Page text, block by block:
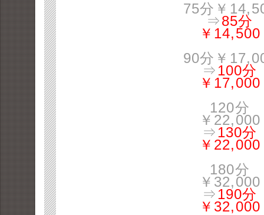
75分￥
⇒85分
￥14,500
90分￥
⇒100分
￥17,000
120分
￥22,000
⇒130分
￥22,000
180分
￥32,000
⇒190分
￥32,000